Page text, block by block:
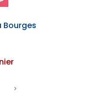
Bourges